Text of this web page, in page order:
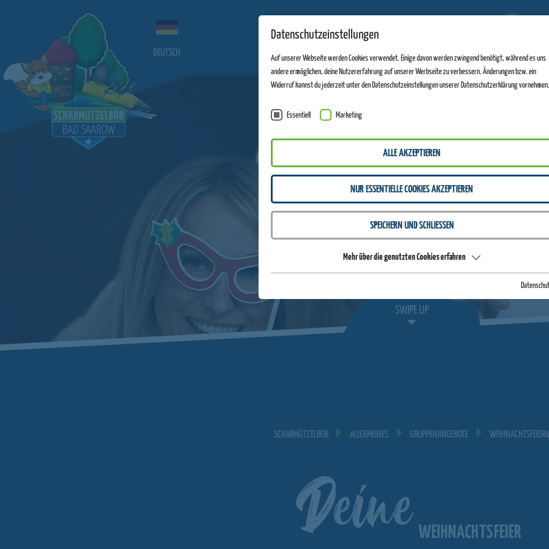
DEUTSCH
SWIPE UP
SCHARMÜTZELBOB ALLGEMEINES GRUPPENANGEBOTE
Deine WEIHNACHTSFEIER
Datenschutzeinstellungen
Auf unserer Webseite werden Cookies verwendet. Einige davon werden zwingend benötigt, während es uns
andere ermöglichen, deine Nutzererfahrung auf unserer Werbseite zu verbessern. Änderungen bzw. ein
Widerruf kannst du jederzeit unter den Datenschutzeinstellungen unserer Datenschutzerklärung vornehmen.
Essentiell Marketing
ALLE AKZEPTIEREN
NUR ESSENTIELLE COOKIES AKZEPTIEREN
SPEICHERN UND SCHLIESSEN
Mehr über die genutzten Cookies erfahren